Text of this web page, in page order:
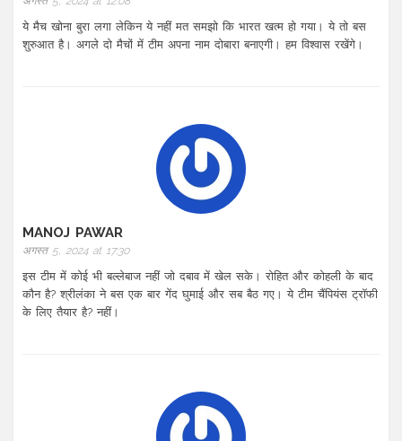
ये मैच खोना बुरा लगा लेकिन ये नहीं मत समझो कि भारत खत्म हो गया। ये तो बस
शुरुआत है। अगले दो मैचों में टीम अपना नाम दोबारा बनाएगी। हम विश्वास रखेंगे।
MANOJ PAWAR
अगस्त 5, 2024 at 17:30
इस टीम में कोई भी बल्लेबाज नहीं जो दबाव में खेल सके। रोहित और कोहली के बाद
कौन है? श्रीलंका ने बस एक बार गेंद घुमाई और सब बैठ गए। ये टीम चैंपियंस ट्रॉफी
के लिए तैयार है? नहीं।